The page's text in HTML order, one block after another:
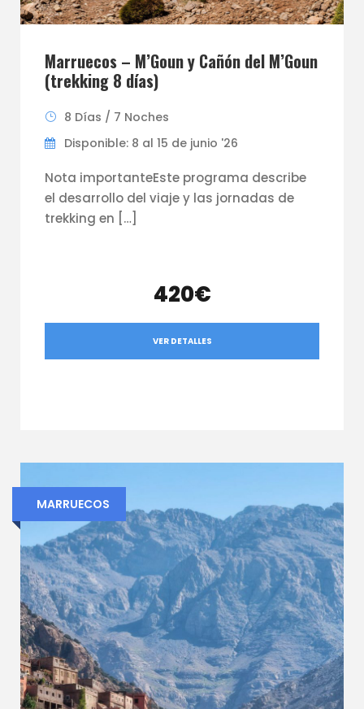
Marruecos – M’Goun y Cañón del M’Goun
(trekking 8 días)
8 Días / 7 Noches
Disponible: 8 al 15 de junio '26
Nota importanteEste programa describe
el desarrollo del viaje y las jornadas de
trekking en […]
420€
VER DETALLES
MARRUECOS